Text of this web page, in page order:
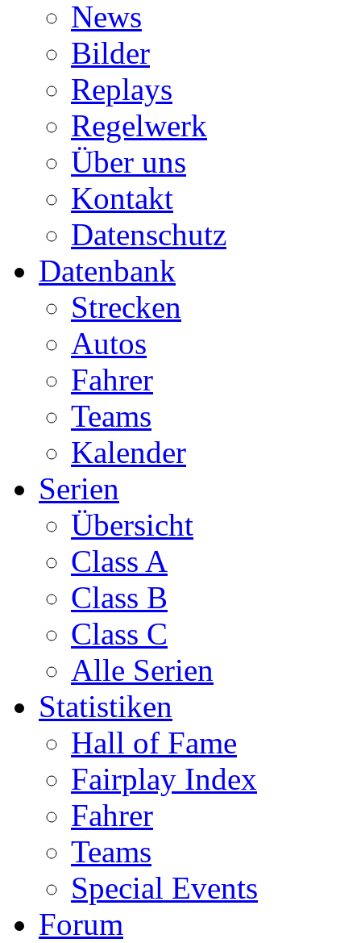
News
Bilder
Replays
Regelwerk
Über uns
Kontakt
Datenschutz
Datenbank
Strecken
Autos
Fahrer
Teams
Kalender
Serien
Übersicht
Class A
Class B
Class C
Alle Serien
Statistiken
Hall of Fame
Fairplay Index
Fahrer
Teams
Special Events
Forum